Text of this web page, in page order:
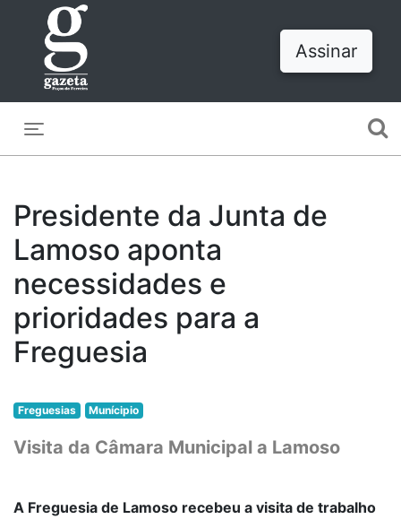
Assinar
Presidente da Junta de
Lamoso aponta
necessidades e
prioridades para a
Freguesia
Freguesias Munícipio
Visita da Câmara Municipal a Lamoso
A Freguesia de Lamoso recebeu a visita de trabalho